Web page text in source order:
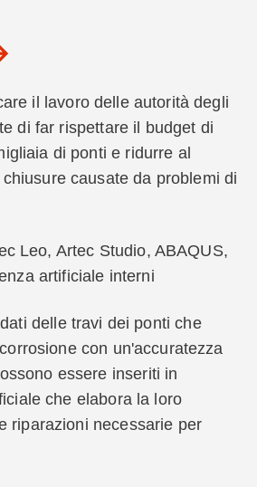
il lavoro delle autorità degli
di far rispettare il budget di
di ponti e ridurre al
causate da problemi di
Leo, Artec Studio, ABAQUS,
artificiale interni
delle travi dei ponti che
con un'accuratezza
essere inseriti in
che elabora la loro
riparazioni necessarie per